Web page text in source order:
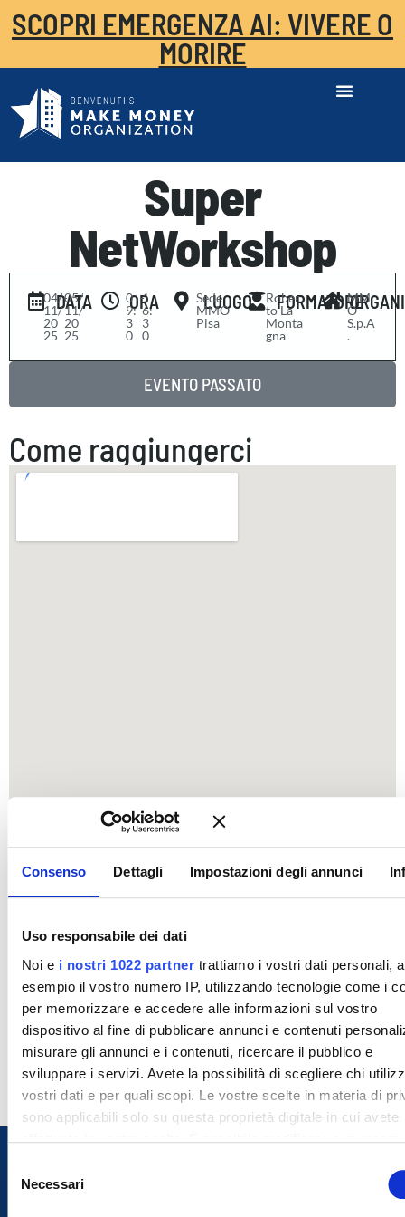
Consenso Dettagli Impostazioni degli annunci
Uso responsabile dei dati
Noi e i nostri 1022 partnertrattiamo i vostri dati personali,
esempio il vostro numero IP, utilizzando tecnologie come i
per memorizzare e accedere alle informazioni sul vostro
dispositivo al fine di pubblicare annunci e contenuti
misurare gli annunci e i contenuti, ricercare il pubblico e
sviluppare i servizi. Avete la possibilità di scegliere chi
vostri dati e per quali scopi. Le vostre scelte in materia di
sono applicabili solo su questa proprietà digitale in cui avete
effettuato le vostre scelte. È possibile modificare o revocare
cookie o facendo clic sull'icona di attivazione della privacy.
Necessari
SCOPRI EMERGENZA AI: VIVERE O
MORIRE
Super
NetWorkshop
DATA
04/
11/
20
25
-05/
11/
20
25
ORA
0
9:
3
0
-1
6:
3
0
LUOGO
Sede
MMO
Pisa
FORMATORE
Rober
to La
Monta
gna
MM
O
S.p.A
.
EVENTO PASSATO
Come raggiungerci